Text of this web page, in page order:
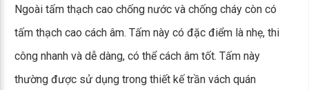
Ngoài tấm thạch cao chống nước và chống cháy còn có
tấm thạch cao cách âm. Tấm này có đặc điểm là nhẹ, thi
công nhanh và dễ dàng, có thể cách âm tốt. Tấm này
thường được sử dụng trong thiết kế trần vách quán